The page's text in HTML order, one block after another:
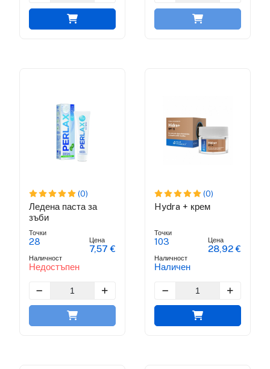
(0)
Ледена паста за
зъби
Точки
28
Наличност
Недостъпен
Цена
7,57 €
(0)
Hydra + крем
Точки
103
Наличност
Наличен
Цена
28,92 €